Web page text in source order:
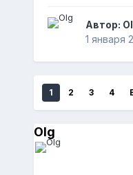
Автор:
1 января
1 2 3 4
Olg